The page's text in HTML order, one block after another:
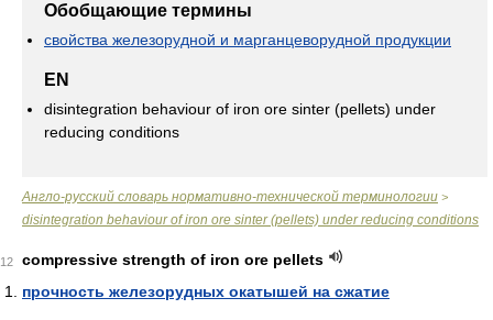
Обобщающие термины
свойства железорудной и марганцеворудной продукции
EN
disintegration behaviour of iron ore sinter (pellets) under
reducing conditions
Англо-русский словарь нормативно-технической терминологии >
disintegration behaviour of iron ore sinter (pellets) under reducing conditions
12
compressive strength of iron ore pellets
прочность железорудных окатышей на сжатие